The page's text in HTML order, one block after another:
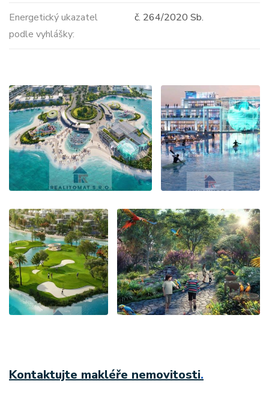
Energetický ukazatel
podle vyhlášky:
č. 264/2020 Sb.
Kontaktujte makléře nemovitosti.